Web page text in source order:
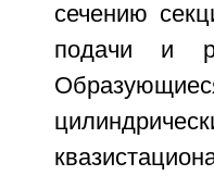
сечению
подачи и